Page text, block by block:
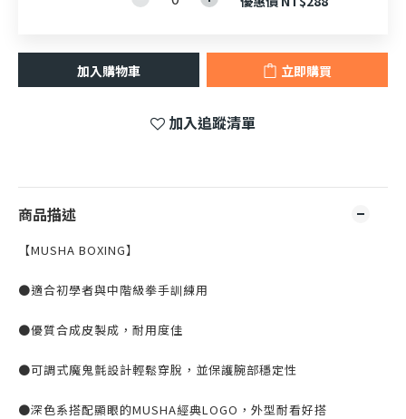
加入購物車 立即購買
加入追蹤清單
商品描述
【MUSHA BOXING】
●適合初學者與中階級拳手訓練用
●優質合成皮製成，耐用度佳
●可調式魔鬼氈設計輕鬆穿脫，並保護腕部穩定性
●深色系搭配顯眼的MUSHA經典LOGO ，外型耐看好搭